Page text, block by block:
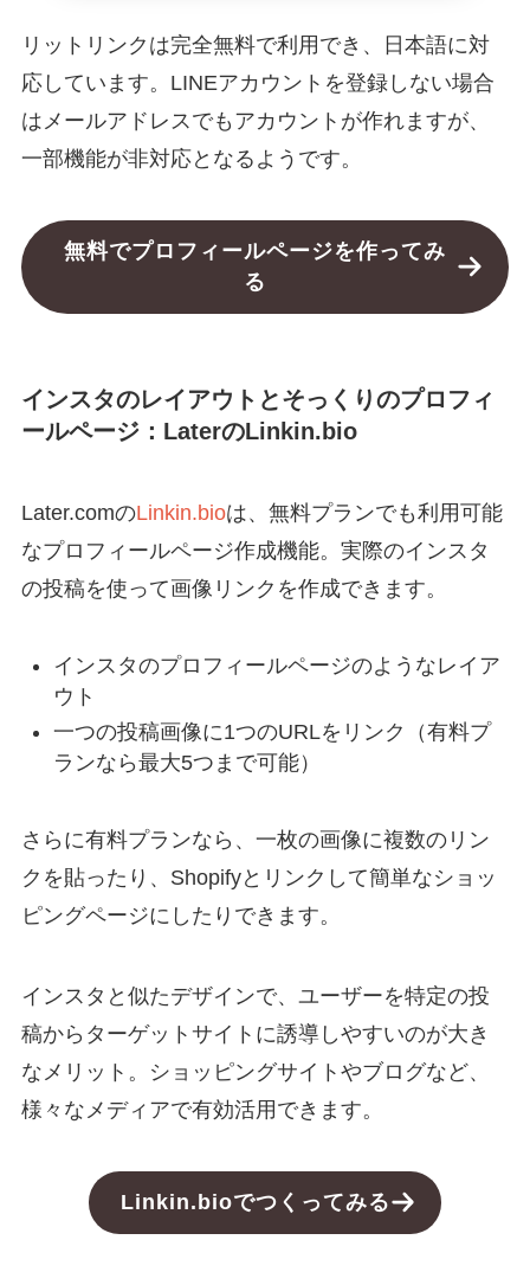
リットリンクは完全無料で利用でき、日本語に対
応しています。LINEアカウントを登録しない場合
はメールアドレスでもアカウントが作れますが、
一部機能が非対応となるようです。
無料でプロフィールページを作ってみ
る
インスタのレイアウトとそっくりのプロフィ
ールページ：LaterのLinkin.bio
Later.comのLinkin.bioは、無料プランでも利用可能
なプロフィールページ作成機能。実際のインスタ
の投稿を使って画像リンクを作成できます。
インスタのプロフィールページのようなレイア
ウト
一つの投稿画像に1つのURLをリンク（有料プ
ランなら最大5つまで可能）
さらに有料プランなら、一枚の画像に複数のリン
クを貼ったり、Shopifyとリンクして簡単なショッ
ピングページにしたりできます。
インスタと似たデザインで、ユーザーを特定の投
稿からターゲットサイトに誘導しやすいのが大き
なメリット。ショッピングサイトやブログなど、
様々なメディアで有効活用できます。
Linkin.bioでつくってみる